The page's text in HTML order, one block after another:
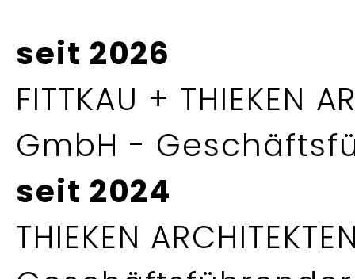
seit 2026
FITTKAU + THIEKEN
GmbH -
seit 2024
THIEKEN